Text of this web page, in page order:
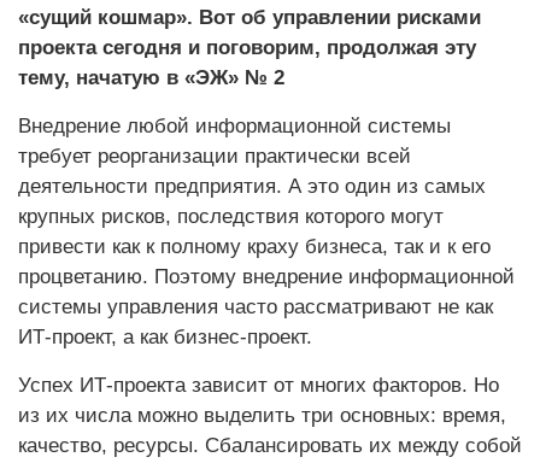
«сущий кошмар». Вот об управлении рисками
проекта сегодня и поговорим, продолжая эту
тему, начатую в «ЭЖ» № 2
Внедрение любой информационной системы
требует реорганизации практически всей
деятельности предприятия. А это один из самых
крупных рисков, последствия которого могут
привести как к полному краху бизнеса, так и к его
процветанию. Поэтому внедрение информационной
системы управления часто рассматривают не как
ИТ-проект, а как бизнес-проект.
Успех ИТ-проекта зависит от многих факторов. Но
из их числа можно выделить три основных: время,
качество, ресурсы. Сбалансировать их между собой